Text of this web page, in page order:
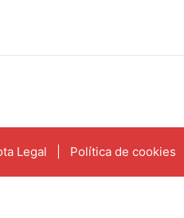
Legal Política de cookies